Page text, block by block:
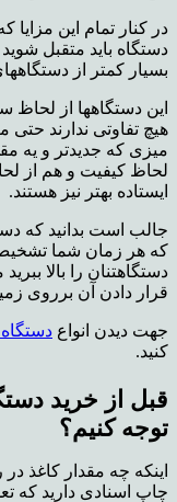
در کنار تمام این
دستگاه باید متقبل
بسیار کمتر از
این دستگاهها از
هیچ تفاوتی ندارند
میزی که جدیدتر و یه
لحاظ کیفیت و هم از
ایستاده بهتر نیز هستند.
جالب است بدانید که
که هر زمان شما تشخیص
دستگاهتنان را بالا
قرار دادن آن برروی
جهت دیدن انواع
کنید.
قبل از خرید
توجه کنیم؟
اینکه چه مقدار کاغذ
چاپ اسنادی دارید که